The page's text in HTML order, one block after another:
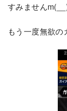
すみません
もう一度無欲の